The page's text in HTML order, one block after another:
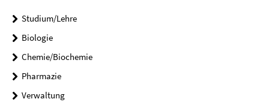
Studium/Lehre
Biologie
Chemie/Biochemie
Pharmazie
Verwaltung